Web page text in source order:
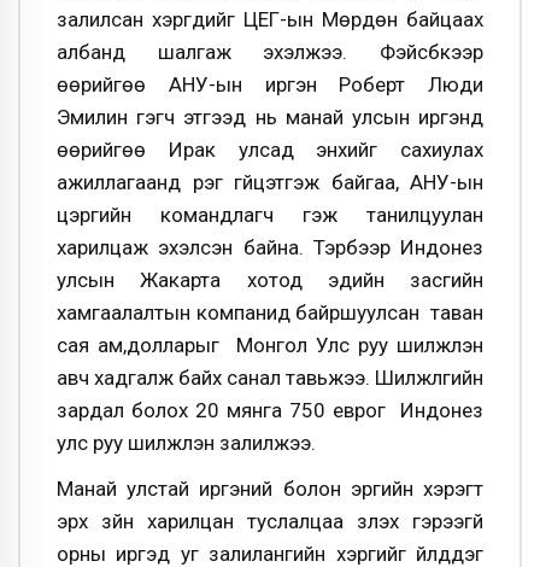
залилсан хэргүүдийг ЦЕГ-ын Мөрдөн байцаах
албанд шалгаж эхэлжээ. Фэйсбүүкээр
өөрийгөө АНУ-ын иргэн Роберт Люди
Эмилин гэгч этгээд нь манай улсын иргэнд
өөрийгөө Ирак улсад энхийг сахиулах
ажиллагаанд үүрэг гүйцэтгэж байгаа, АНУ-ын
цэргийн командлагч гэж танилцуулан
харилцаж эхэлсэн байна. Тэрбээр Индонез
улсын Жакарта хотод эдийн засгийн
хамгаалалтын компанид байршуулсан таван
сая ам,долларыг Монгол Улс руу шилжүүлэн
авч хадгалж байх санал тавьжээ. Шилжүүлгийн
зардал болох 20 мянга 750 еврог Индонез
улс руу шилжүүлэн залилжээ.
Манай улстай иргэний болон эрүүгийн хэрэгт
эрх зүйн харилцан туслалцаа үзүүлэх гэрээгүй
орны иргэд уг залилангийн хэргийг үйлддэг